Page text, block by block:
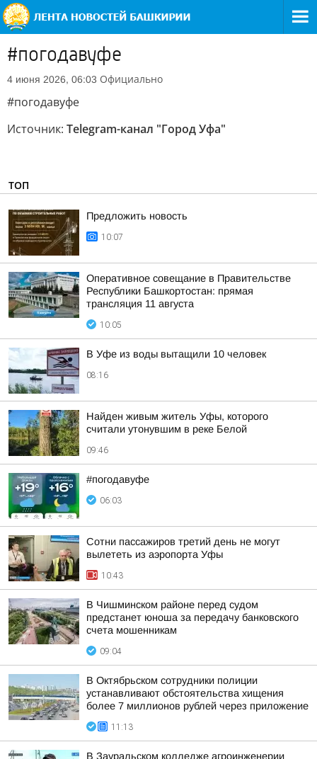
#погодавуфе
4 июня 2026, 06:03 Официально
#погодавуфе
Источник: Telegram-канал "Город Уфа"
ТОП
Предложить новость
10:07
Оперативное совещание в Правительстве
Республики Башкортостан: прямая
трансляция 11 августа
10:05
В Уфе из воды вытащили 10 человек
08:16
Найден живым житель Уфы, которого
считали утонувшим в реке Белой
09:46
#погодавуфе
06:03
Сотни пассажиров третий день не могут
вылететь из аэропорта Уфы
10:43
В Чишминском районе перед судом
предстанет юноша за передачу банковского
счета мошенникам
09:04
В Октябрьском сотрудники полиции
устанавливают обстоятельства хищения
более 7 миллионов рублей через приложение
11:13
В Зауральском колледже агроинженерии